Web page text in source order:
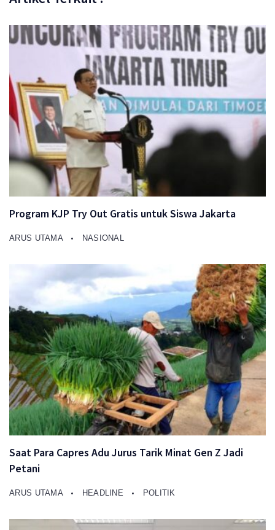
Program KJP Try Out Gratis untuk Siswa Jakarta
ARUS UTAMA NASIONAL
Saat Para Capres Adu Jurus Tarik Minat Gen Z Jadi
Petani
ARUS UTAMA HEADLINE POLITIK